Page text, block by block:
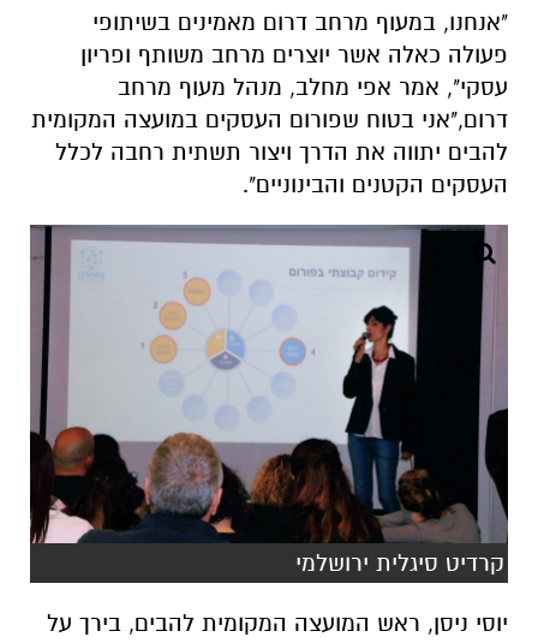
"אנחנו, במעוף מרחב דרום מאמינים בשיתופי
פעולה כאלה אשר יוצרים מרחב משותף ופריון
עסקי", אמר אפי מחלב, מנהל מעוף מרחב
דרום,"אני בטוח שפורום העסקים במועצה המקומית
להבים יתווה את הדרך ויצור תשתית רחבה לכלל
העסקים הקטנים והבינוניים".
קרדיט סיגלית ירושלמי
יוסי ניסן, ראש המועצה המקומית להבים, בירך על